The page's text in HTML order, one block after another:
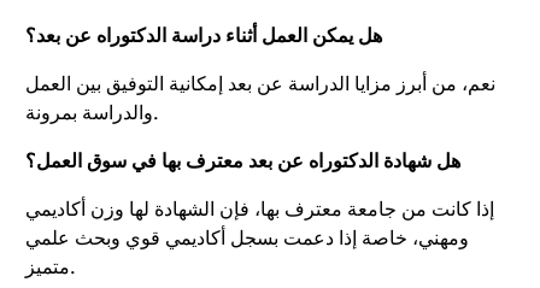
هل يمكن العمل أثناء دراسة الدكتوراه عن بعد؟
نعم، من أبرز مزايا الدراسة عن بعد إمكانية التوفيق بين العمل
والدراسة بمرونة.
هل شهادة الدكتوراه عن بعد معترف بها في سوق العمل؟
إذا كانت من جامعة معترف بها، فإن الشهادة لها وزن أكاديمي
ومهني، خاصة إذا دعمت بسجل أكاديمي قوي وبحث علمي
متميز.